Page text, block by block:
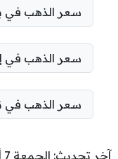
سعر الذهب في
سعر الذهب في
سعر الذهب في